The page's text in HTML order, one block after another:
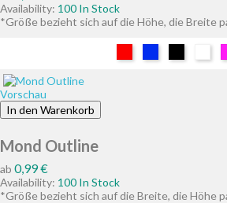
Availability: 100 In Stock
*Größe bezieht sich auf die Höhe, die Breite
Vorschau
In den Warenkorb
Mond Outline
ab Preis
0,99 €
Availability: 100 In Stock
*Größe bezieht sich auf die Breite, die Höhe